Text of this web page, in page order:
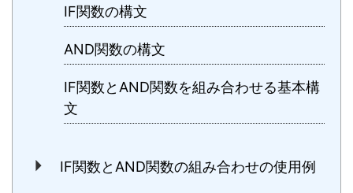
IF関数の構文
AND関数の構文
IF関数とAND関数を組み合わせる基本構
文
IF関数とAND関数の組み合わせの使用例